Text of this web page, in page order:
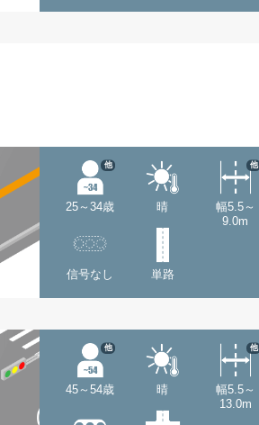
25～34歳
他
晴
幅5.5～
9.0m
他
信号なし 単路
45～54歳
他
晴
幅5.5～
13.0m
他